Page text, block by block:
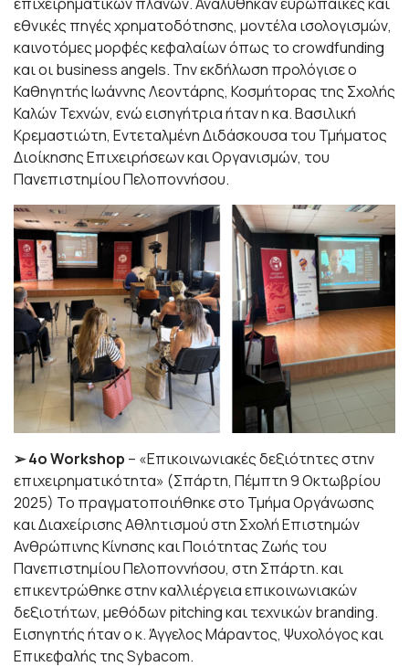
εθνικές πηγές χρηματοδότησης, μοντέλα ισολογισμών,
καινοτόμες μορφές κεφαλαίων όπως το crowdfunding
και οι business angels. Την εκδήλωση προλόγισε ο
Καθηγητής Ιωάννης Λεοντάρης, Κοσμήτορας της Σχολής
Καλών Τεχνών, ενώ εισηγήτρια ήταν η κα. Βασιλική
Κρεμαστιώτη, Εντεταλμένη Διδάσκουσα του Τμήματος
Διοίκησης Επιχειρήσεων και Οργανισμών, του
Πανεπιστημίου Πελοποννήσου.
➢ 4ο Workshop – «Επικοινωνιακές δεξιότητες στην
επιχειρηματικότητα» (Σπάρτη, Πέμπτη 9 Οκτωβρίου
2025) Το πραγματοποιήθηκε στο Τμήμα Οργάνωσης
και Διαχείρισης Αθλητισμού στη Σχολή Επιστημών
Ανθρώπινης Κίνησης και Ποιότητας Ζωής του
Πανεπιστημίου Πελοποννήσου, στη Σπάρτη. και
επικεντρώθηκε στην καλλιέργεια επικοινωνιακών
δεξιοτήτων, μεθόδων pitching και τεχνικών branding.
Εισηγητής ήταν ο κ. Άγγελος Μάραντος, Ψυχολόγος και
Επικεφαλής της Sybacom.